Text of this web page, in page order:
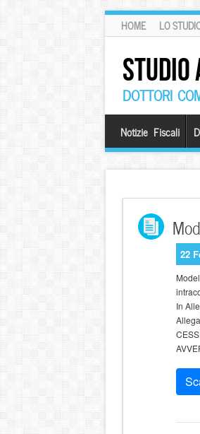
HOME LO
DOTTORI
Notizie Fiscali
22
In